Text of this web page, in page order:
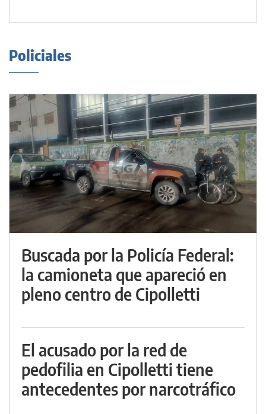
Policiales
Buscada por la Policía Federal:
la camioneta que apareció en
pleno centro de Cipolletti
El acusado por la red de
pedofilia en Cipolletti tiene
antecedentes por narcotráfico